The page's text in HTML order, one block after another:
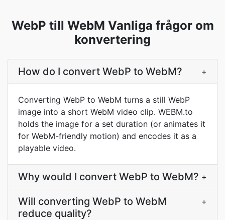
WebP till WebM Vanliga frågor om
konvertering
How do I convert WebP to WebM? +
Converting WebP to WebM turns a still WebP
image into a short WebM video clip. WEBM.to
holds the image for a set duration (or animates it
for WebM-friendly motion) and encodes it as a
playable video.
Why would I convert WebP to WebM? +
Will converting WebP to WebM
reduce quality?
+